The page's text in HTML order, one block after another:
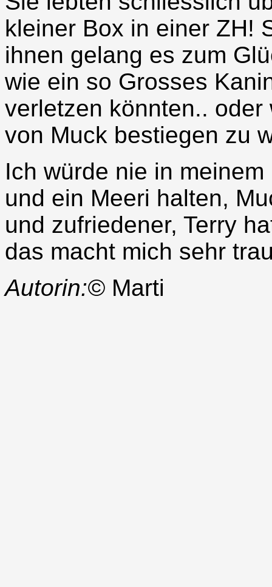
kleiner Box in einer ZH!
ihnen gelang es zum
wie ein so Grosses
verletzen könnten.. oder
von Muck bestiegen zu
Ich würde nie in
und ein Meeri halten,
und zufriedener, Terry
das macht mich sehr
Autorin:© Marti